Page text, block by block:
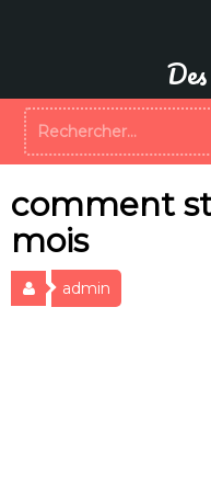
comment
mois
admin
Rechercher :